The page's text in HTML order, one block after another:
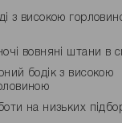
з високою
вовняні штани в
бодік з високою
на низьких